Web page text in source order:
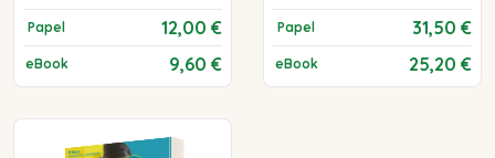
Papel 12,00 €
eBook 9,60 €
Papel 31,50 €
eBook 25,20 €